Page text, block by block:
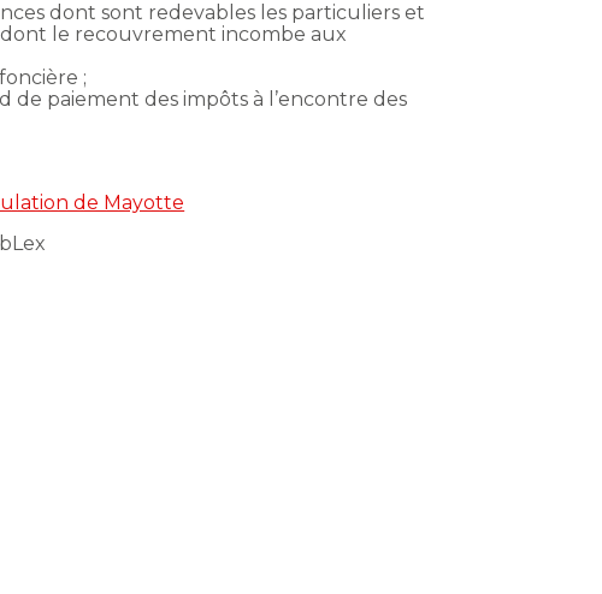
dont sont redevables les particuliers et
dont le recouvrement incombe aux
;
de paiement des impôts à l’encontre des
de Mayotte